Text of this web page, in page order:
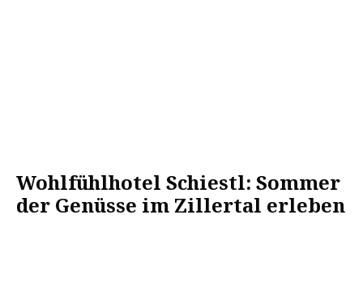
Wohlfühlhotel Schiestl: Sommer
der Genüsse im Zillertal erleben